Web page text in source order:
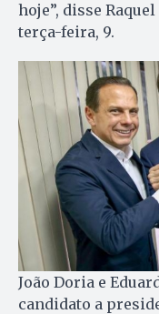
hoje”, disse
terça-feira, 9.
João Doria e
candidato a